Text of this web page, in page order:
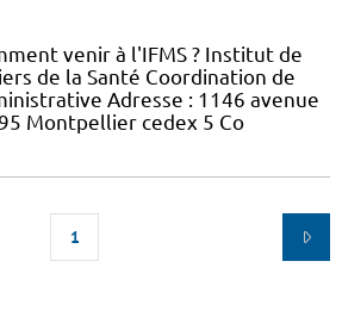
venir à l'IFMS ? Institut de
de la Santé Coordination de
Adresse : 1146 avenue
Montpellier cedex 5 Co
1